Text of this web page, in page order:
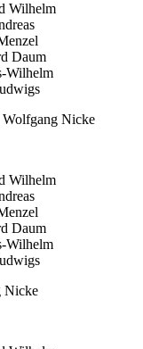
Wilhelm
Daum
Wilhelm
Nicke
Wilhelm
Daum
Wilhelm
Nicke